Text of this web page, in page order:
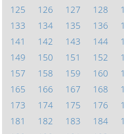
125
126 127 128
133
134 135 136
141
142 143 144
149
150 151 152
157
158 159 160
165
166 167 168
173
174 175 176
181
182 183 184